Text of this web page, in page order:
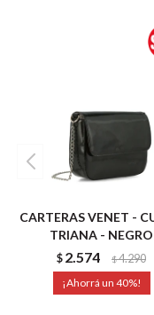
CARTERAS VENET -
TRIANA - NEGRO
$2.574 $4.290
40